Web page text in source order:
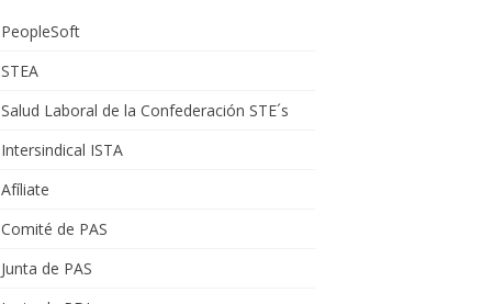
PeopleSoft
STEA
Salud Laboral de la Confederación STE´s
Intersindical ISTA
Afíliate
Comité de PAS
Junta de PAS